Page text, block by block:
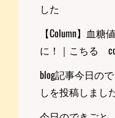
した
【Column】血
に！｜こちる
blog記事今日の
しを投稿しまし